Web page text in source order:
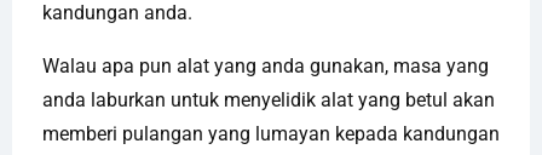
kandungan anda.
Walau apa pun alat yang anda gunakan, masa yang
anda laburkan untuk menyelidik alat yang betul akan
memberi pulangan yang lumayan kepada kandungan